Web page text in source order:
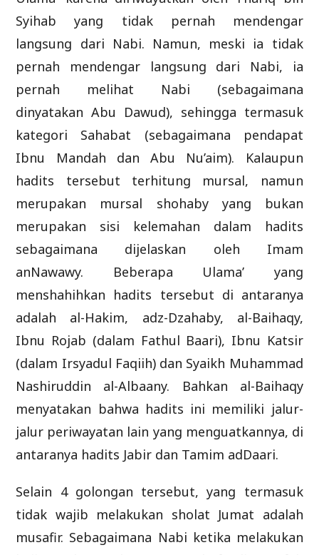
Syihab yang tidak pernah mendengar
langsung dari Nabi. Namun, meski ia tidak
pernah mendengar langsung dari Nabi, ia
pernah melihat Nabi (sebagaimana
dinyatakan Abu Dawud), sehingga termasuk
kategori Sahabat (sebagaimana pendapat
Ibnu Mandah dan Abu Nu’aim). Kalaupun
hadits tersebut terhitung mursal, namun
merupakan mursal shohaby yang bukan
merupakan sisi kelemahan dalam hadits
sebagaimana dijelaskan oleh Imam
anNawawy. Beberapa Ulama’ yang
menshahihkan hadits tersebut di antaranya
adalah al-Hakim, adz-Dzahaby, al-Baihaqy,
Ibnu Rojab (dalam Fathul Baari), Ibnu Katsir
(dalam Irsyadul Faqiih) dan Syaikh Muhammad
Nashiruddin al-Albaany. Bahkan al-Baihaqy
menyatakan bahwa hadits ini memiliki jalur-
jalur periwayatan lain yang menguatkannya, di
antaranya hadits Jabir dan Tamim adDaari.
Selain 4 golongan tersebut, yang termasuk
tidak wajib melakukan sholat Jumat adalah
musafir. Sebagaimana Nabi ketika melakukan